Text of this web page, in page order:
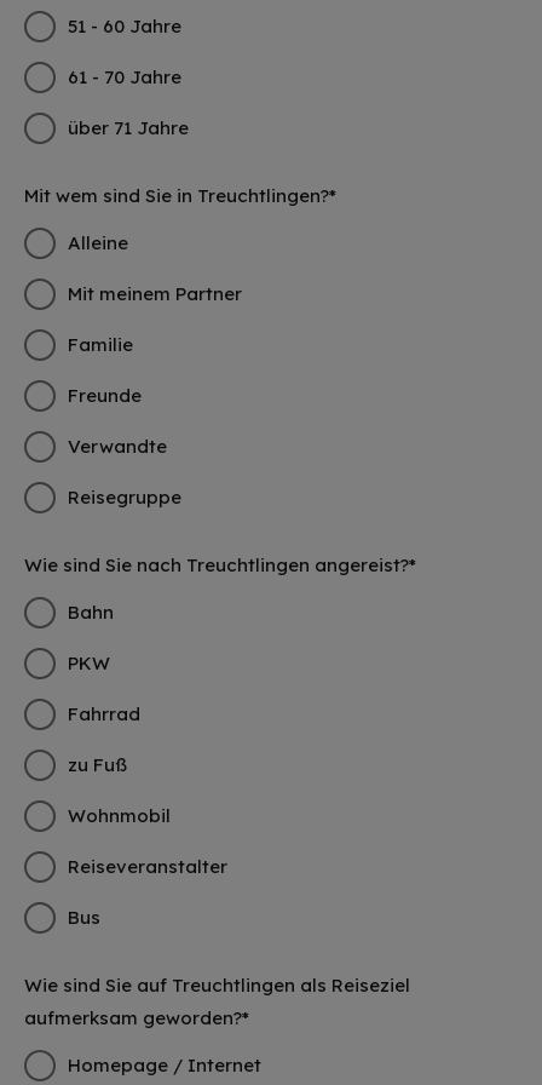
51 - 60 Jahre
61 - 70 Jahre
über 71 Jahre
Mit wem sind Sie in Treuchtlingen?*
Alleine
Mit meinem Partner
Familie
Freunde
Verwandte
Reisegruppe
Wie sind Sie nach Treuchtlingen angereist?*
Bahn
PKW
Fahrrad
zu Fuß
Wohnmobil
Reiseveranstalter
Bus
Wie sind Sie auf Treuchtlingen als Reiseziel
aufmerksam geworden?*
Homepage / Internet